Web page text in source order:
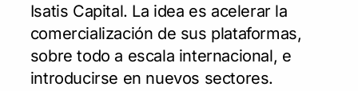
Isatis Capital. La idea es acelerar la
comercialización de sus plataformas,
sobre todo a escala internacional, e
introducirse en nuevos sectores.